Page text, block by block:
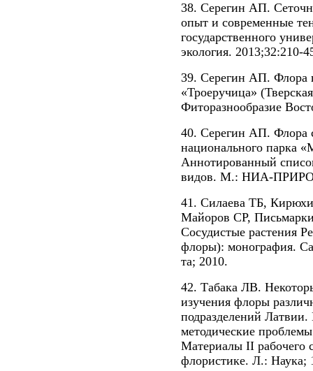
38. Серегин АП.
опыт и современные
государственного
экология. 2013;32:210-
39. Серегин АП. Флора
«Троеручица»
Фиторазнообразие
40. Серегин АП. Флора
национального парка
Аннотированный
видов. М.: НИА-
41. Силаева ТБ,
Майоров СР,
Сосудистые растения
флоры): монография.
та; 2010.
42. Табака ЛВ.
изучения флоры
подразделений
методические
Материалы II рабочего
флористике. Л.: Наука;